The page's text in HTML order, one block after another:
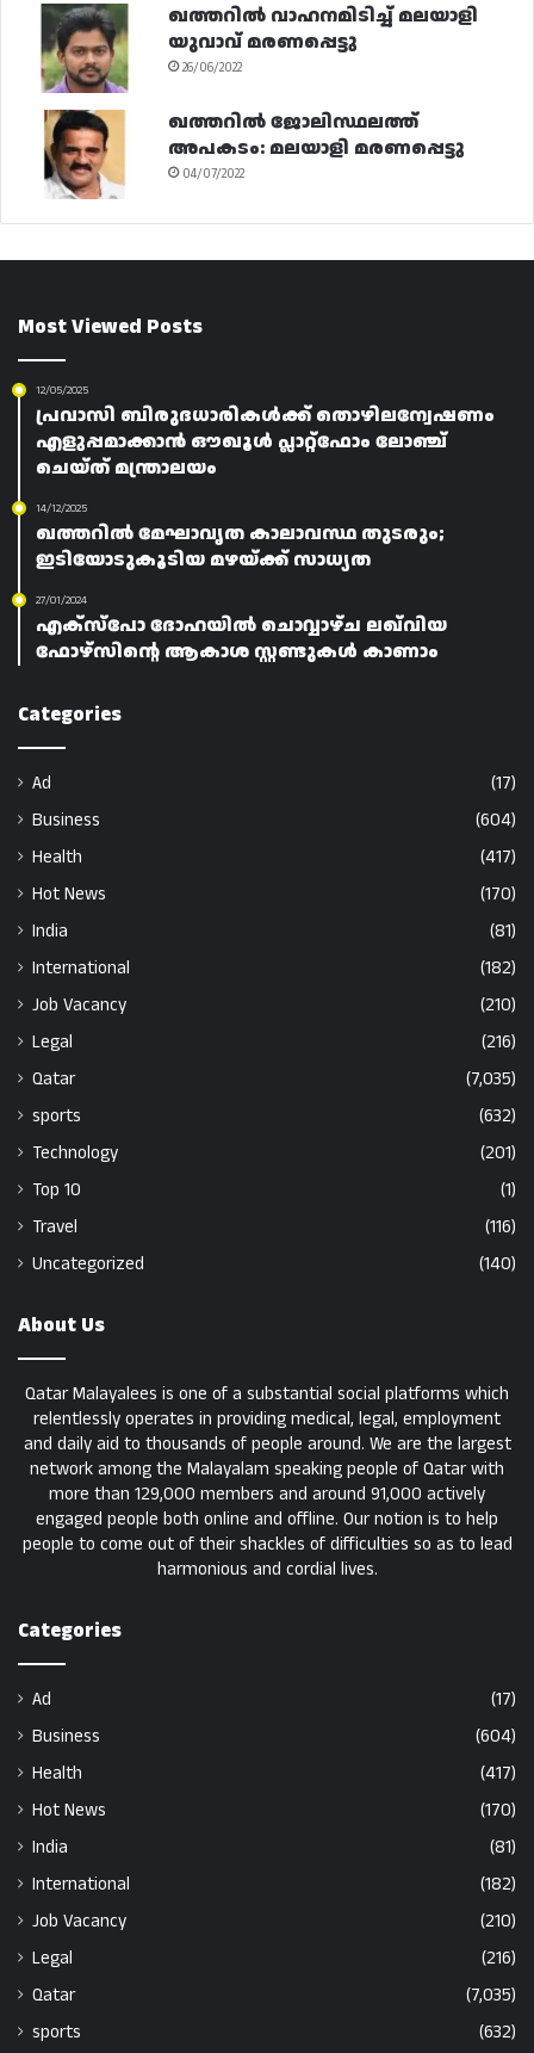
ഖത്തറിൽ വാഹനമിടിച്ച് മലയാളി
യുവാവ് മരണപ്പെട്ടു
26/06/2022
ഖത്തറിൽ ജോലിസ്ഥലത്ത്
അപകടം: മലയാളി മരണപ്പെട്ടു
04/07/2022
Most Viewed Posts
12/05/2025
പ്രവാസി ബിരുദധാരികൾക്ക് തൊഴിലന്വേഷണം
എളുപ്പമാക്കാൻ ഔഖൂൾ പ്ലാറ്റ്ഫോം ലോഞ്ച്
ചെയ്ത് മന്ത്രാലയം
14/12/2025
ഖത്തറിൽ മേഘാവൃത കാലാവസ്ഥ തുടരും;
ഇടിയോടുകൂടിയ മഴയ്ക്ക് സാധ്യത
27/01/2024
എക്‌സ്‌പോ ദോഹയിൽ ചൊവ്വാഴ്ച ലഖ്‌വിയ
ഫോഴ്‌സിന്റെ ആകാശ സ്റ്റണ്ടുകൾ കാണാം
Categories
Ad
(17)
Business
(604)
Health
(417)
Hot News
(170)
India
(81)
International
(182)
Job Vacancy
(210)
Legal
(216)
Qatar
(7,035)
sports
(632)
Technology
(201)
Top 10
(1)
Travel
(116)
Uncategorized
(140)
About Us
Qatar Malayalees is one of a substantial social platforms which
relentlessly operates in providing medical, legal, employment
and daily aid to thousands of people around. We are the largest
network among the Malayalam speaking people of Qatar with
more than 129,000 members and around 91,000 actively
engaged people both online and offline. Our notion is to help
people to come out of their shackles of difficulties so as to lead
harmonious and cordial lives.
Categories
Ad
(17)
Business
(604)
Health
(417)
Hot News
(170)
India
(81)
International
(182)
Job Vacancy
(210)
Legal
(216)
Qatar
(7,035)
sports
(632)